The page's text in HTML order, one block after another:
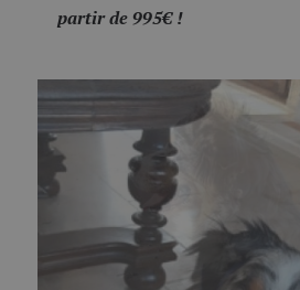
partir de 995€ !